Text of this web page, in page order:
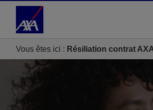
Accéder au Contenu
Vous êtes ici : Résiliation contrat